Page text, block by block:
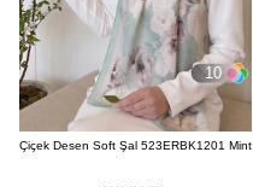
10
Çiçek Desen Soft Şal 523ERBK1201 Mint